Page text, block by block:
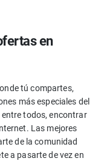
en
tú compartes,
más especiales del
todos, encontrar
Las mejores
de la comunidad
a pasarte de vez en